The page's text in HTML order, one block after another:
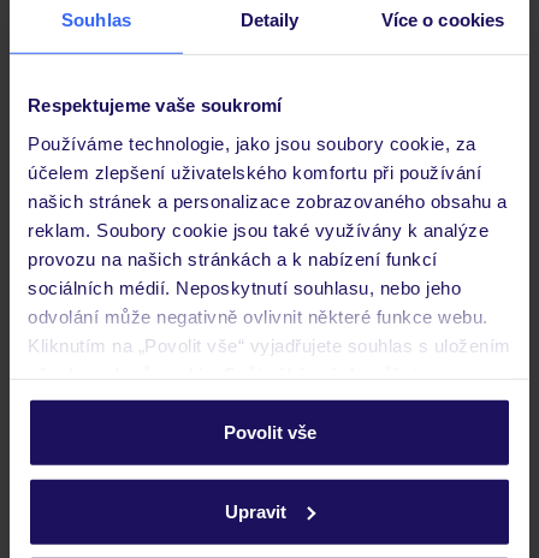
Souhlas Detaily Více o cookies
Respektujeme vaše soukromí
Používáme technologie, jako jsou soubory cookie, za
účelem zlepšení uživatelského komfortu při používání
našich stránek a personalizace zobrazovaného obsahu a
reklam. Soubory cookie jsou také využívány k analýze
provozu na našich stránkách a k nabízení funkcí
sociálních médií. Neposkytnutí souhlasu, nebo jeho
odvolání může negativně ovlivnit některé funkce webu.
Kliknutím na „Povolit vše“ vyjadřujete souhlas s uložením
personalizovat v sekci „Personalizace“.
Podrobné informace o souborech cookie naleznete v
ochrany osobních údajů.
Povolit vše
Upravit
Objevte další hotely v okolí
ZÁLOHA 25 %
SLEVY PRO DĚTI
Axos Hotel
11 710 Kč/os.